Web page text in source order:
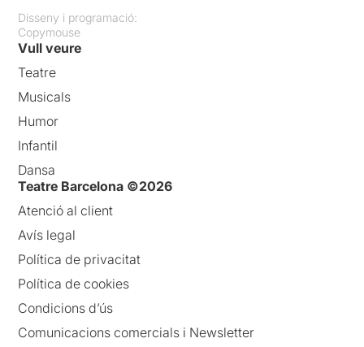
Disseny i programació:
Copymouse
Vull veure
Teatre
Musicals
Humor
Infantil
Dansa
Teatre Barcelona ©2026
Atenció al client
Avís legal
Política de privacitat
Política de cookies
Condicions d’ús
Comunicacions comercials i Newsletter